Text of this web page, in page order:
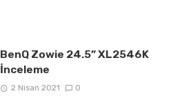
BenQ Zowie 24.5” XL2546K
İnceleme
2 Nisan 2021 0